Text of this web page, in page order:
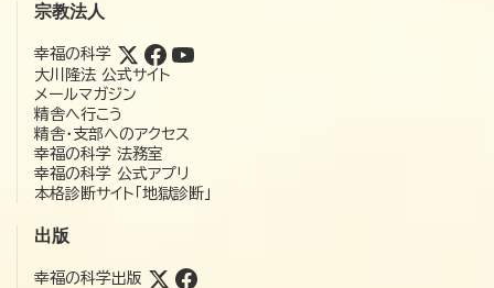
宗教法人
幸福の科学
大川隆法 公式サイト
メールマガジン
精舎へ行こう
精舎・支部へのアクセス
幸福の科学 法務室
幸福の科学 公式アプリ
本格診断サイト「地獄診断」
出版
幸福の科学出版